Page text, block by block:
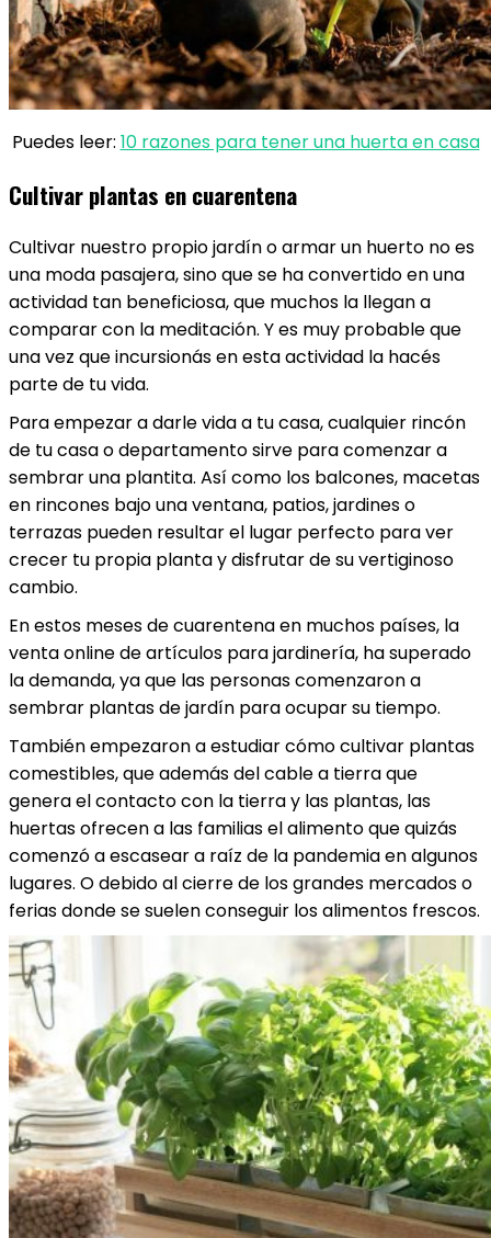
Puedes leer: 10 razones para tener una huerta en casa
Cultivar plantas en cuarentena
Cultivar nuestro propio jardín o armar un huerto no es
una moda pasajera, sino que se ha convertido en una
actividad tan beneficiosa, que muchos la llegan a
comparar con la meditación. Y es muy probable que
una vez que incursionás en esta actividad la hacés
parte de tu vida.
Para empezar a darle vida a tu casa, cualquier rincón
de tu casa o departamento sirve para comenzar a
sembrar una plantita. Así como los balcones, macetas
en rincones bajo una ventana, patios, jardines o
terrazas pueden resultar el lugar perfecto para ver
crecer tu propia planta y disfrutar de su vertiginoso
cambio.
En estos meses de cuarentena en muchos países, la
venta online de artículos para jardinería, ha superado
la demanda, ya que las personas comenzaron a
sembrar plantas de jardín para ocupar su tiempo.
También empezaron a estudiar cómo cultivar plantas
comestibles, que además del cable a tierra que
genera el contacto con la tierra y las plantas, las
huertas ofrecen a las familias el alimento que quizás
comenzó a escasear a raíz de la pandemia en algunos
lugares. O debido al cierre de los grandes mercados o
ferias donde se suelen conseguir los alimentos frescos.